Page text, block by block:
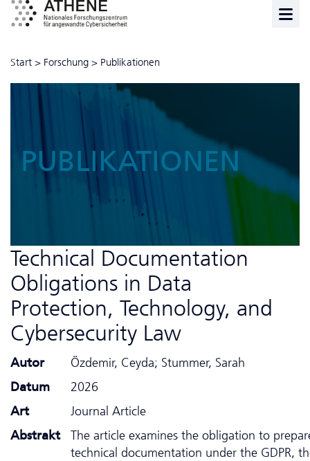
Start > Forschung > Publikationen
PUBLIKATIONEN
Technical Documentation
Obligations in Data
Protection, Technology, and
Cyber­security Law
Autor
Özdemir, Ceyda; Stummer, Sarah
Datum
2026
Art
Journal Article
Abstrakt
The article examines the obligation to
technical documentation under the GDPR,